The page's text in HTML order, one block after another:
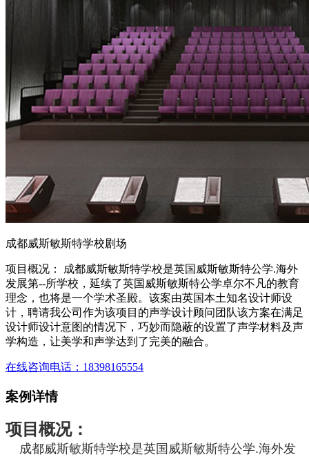
成都威斯敏斯特学校剧场
项目概况： 成都威斯敏斯特学校是英国威斯敏斯特公学.海外
发展第--所学校，延续了英国威斯敏斯特公学卓尔不凡的教育
理念，也将是一个学术圣殿。该案由英国本土知名设计师设
计，聘请我公司作为该项目的声学设计顾问团队该方案在满足
设计师设计意图的情况下，巧妙而隐蔽的设置了声学材料及声
学构造，让美学和声学达到了完美的融合。
在线咨询电话：18398165554
案例详情
项目概况：
成都威斯敏斯特学校是英国威斯敏斯特公学.海外发